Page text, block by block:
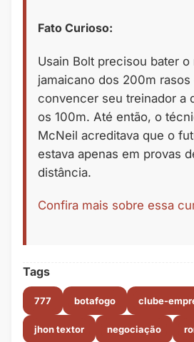
Fato Curioso:
Usain Bolt precisou bater o
jamaicano dos 200m
convencer seu treinador a
os 100m. Até então, o
McNeil acreditava que o
estava apenas em provas
distância.
Confira mais sobre essa
Tags
777 botafogo clube-
jhon textor negociação